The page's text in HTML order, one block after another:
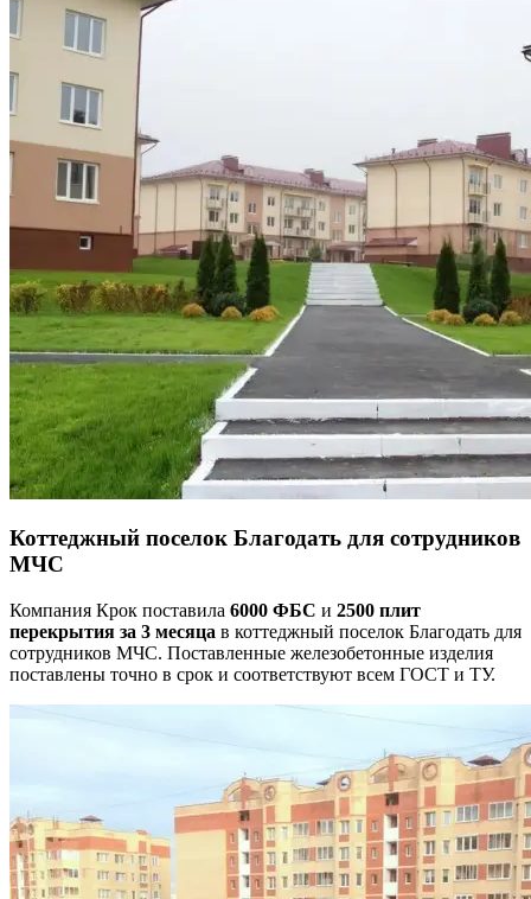
Коттеджный поселок Благодать для сотрудников
МЧС
Компания Крок поставила 6000 ФБС и 2500 плит
перекрытия за 3 месяца в коттеджный поселок Благодать для
сотрудников МЧС. Поставленные железобетонные изделия
поставлены точно в срок и соответствуют всем ГОСТ и ТУ.